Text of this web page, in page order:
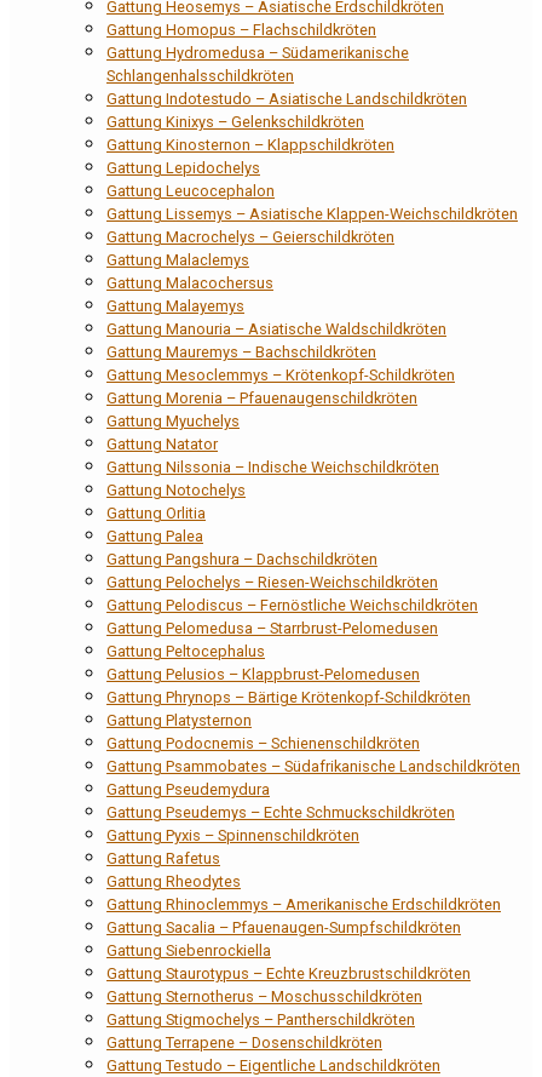
Gattung Heosemys – Asiatische Erdschildkröten
Gattung Homopus – Flachschildkröten
Gattung Hydromedusa – Südamerikanische
Schlangenhalsschildkröten
Gattung Indotestudo – Asiatische Landschildkröten
Gattung Kinixys – Gelenkschildkröten
Gattung Kinosternon – Klappschildkröten
Gattung Lepidochelys
Gattung Leucocephalon
Gattung Lissemys – Asiatische Klappen-Weichschildkröten
Gattung Macrochelys – Geierschildkröten
Gattung Malaclemys
Gattung Malacochersus
Gattung Malayemys
Gattung Manouria – Asiatische Waldschildkröten
Gattung Mauremys – Bachschildkröten
Gattung Mesoclemmys – Krötenkopf-Schildkröten
Gattung Morenia – Pfauenaugenschildkröten
Gattung Myuchelys
Gattung Natator
Gattung Nilssonia – Indische Weichschildkröten
Gattung Notochelys
Gattung Orlitia
Gattung Palea
Gattung Pangshura – Dachschildkröten
Gattung Pelochelys – Riesen-Weichschildkröten
Gattung Pelodiscus – Fernöstliche Weichschildkröten
Gattung Pelomedusa – Starrbrust-Pelomedusen
Gattung Peltocephalus
Gattung Pelusios – Klappbrust-Pelomedusen
Gattung Phrynops – Bärtige Krötenkopf-Schildkröten
Gattung Platysternon
Gattung Podocnemis – Schienenschildkröten
Gattung Psammobates – Südafrikanische Landschildkröten
Gattung Pseudemydura
Gattung Pseudemys – Echte Schmuckschildkröten
Gattung Pyxis – Spinnenschildkröten
Gattung Rafetus
Gattung Rheodytes
Gattung Rhinoclemmys – Amerikanische Erdschildkröten
Gattung Sacalia – Pfauenaugen-Sumpfschildkröten
Gattung Siebenrockiella
Gattung Staurotypus – Echte Kreuzbrustschildkröten
Gattung Sternotherus – Moschusschildkröten
Gattung Stigmochelys – Pantherschildkröten
Gattung Terrapene – Dosenschildkröten
Gattung Testudo – Eigentliche Landschildkröten